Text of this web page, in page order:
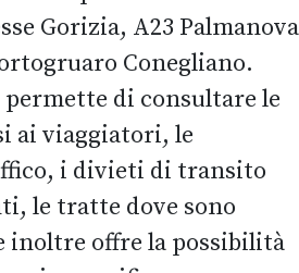
Gorizia, A23 Palmanova
Conegliano.
permette di consultare le
ai viaggiatori, le
i divieti di transito
le tratte dove sono
inoltre offre la possibilità